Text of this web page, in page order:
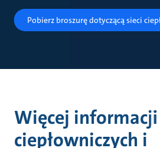
Pobierz broszurę dotyczącą sieci
Więcej informacji
ciepłowniczych i